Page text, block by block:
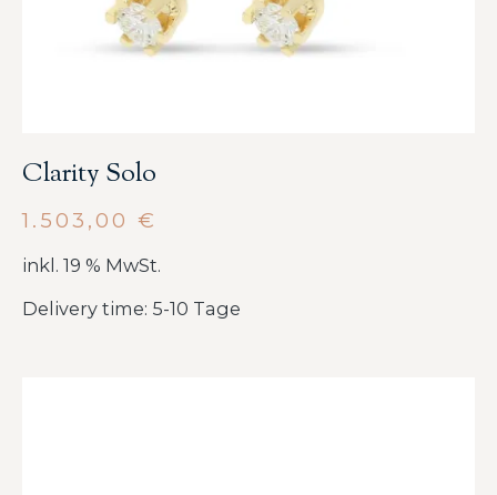
Clarity Solo
1.503,00 €
inkl. 19 % MwSt.
Delivery time: 5-10 Tage